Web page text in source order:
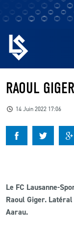
EQUIPES
BILLETTERIE
FANS
BUSINESS
RESTAURATION
RAOUL
14 Juin 2022 17:06
Le FC Lausanne-
Raoul Giger.
Aarau.